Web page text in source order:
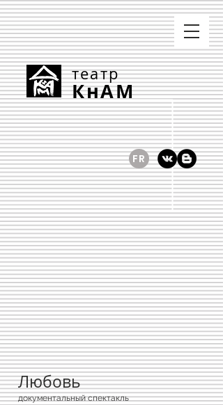
театр
КнАМ
FR
Любовь
документальный спектакль